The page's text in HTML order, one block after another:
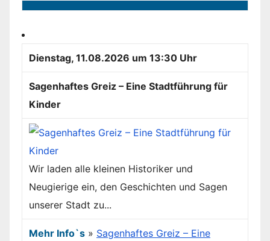
Dienstag, 11.08.2026 um 13:30 Uhr
Sagenhaftes Greiz – Eine Stadtführung für
Kinder
Wir laden alle kleinen Historiker und
Neugierige ein, den Geschichten und Sagen
unserer Stadt zu...
Mehr Info`s » Sagenhaftes Greiz – Eine